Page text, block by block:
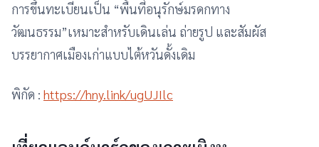
การขึ้นทะเบียนเป็น “พื้นที่อนุรักษ์มรดกทาง
วัฒนธรรม”เหมาะสำหรับเดินเล่น ถ่ายรูป และสัมผัส
บรรยากาศเมืองเก่าแบบไต้หวันดั้งเดิม
พิกัด : https://hny.link/ugUJIlc